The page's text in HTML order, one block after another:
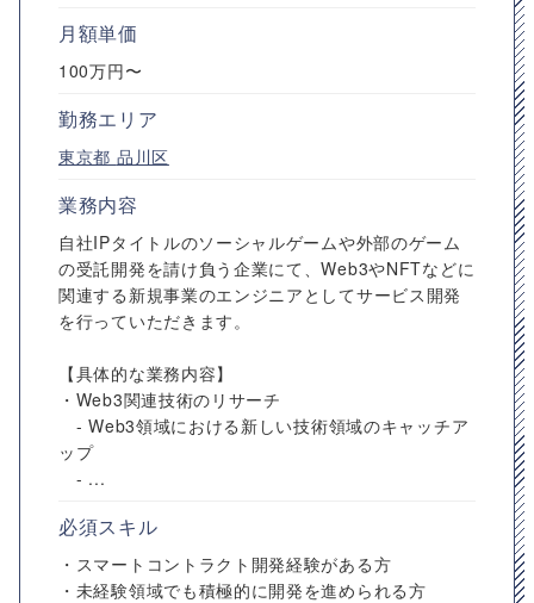
月額単価
100万円〜
勤務エリア
東京都 品川区
業務内容
自社IPタイトルのソーシャルゲームや外部のゲーム
の受託開発を請け負う企業にて、Web3やNFTなどに
関連する新規事業のエンジニアとしてサービス開発
を行っていただきます。
【具体的な業務内容】
・Web3関連技術のリサーチ
- Web3領域における新しい技術領域のキャッチア
ップ
- ...
必須スキル
・スマートコントラクト開発経験がある方
・未経験領域でも積極的に開発を進められる方